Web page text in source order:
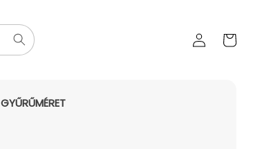
Bejelentkezés
kosara
GYŰRŰMÉRET